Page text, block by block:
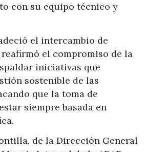
con su equipo técnico y
el intercambio de
el compromiso de la
iniciativas que
sostenible de las
que la toma de
siempre basada en
de la Dirección General